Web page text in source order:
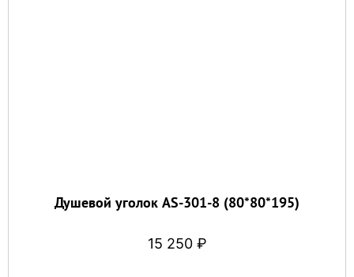
Душевой уголок AS-301-8 (80*80*195)
15 250 ₽